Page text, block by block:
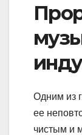
Одним из
ее
чистым и